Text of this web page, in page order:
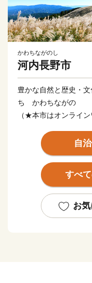
かわちながのし
河内長野市
豊かな自然と歴史・
ち かわちながの
（★本市はオンライ
河内長野市は大阪府
「自然豊かなまち」
へは南海高野線なん
キャンプに最適。標
になるとススキの宝
自
すべ
お